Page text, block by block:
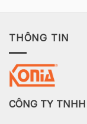
THÔNG TIN
CÔNG TY